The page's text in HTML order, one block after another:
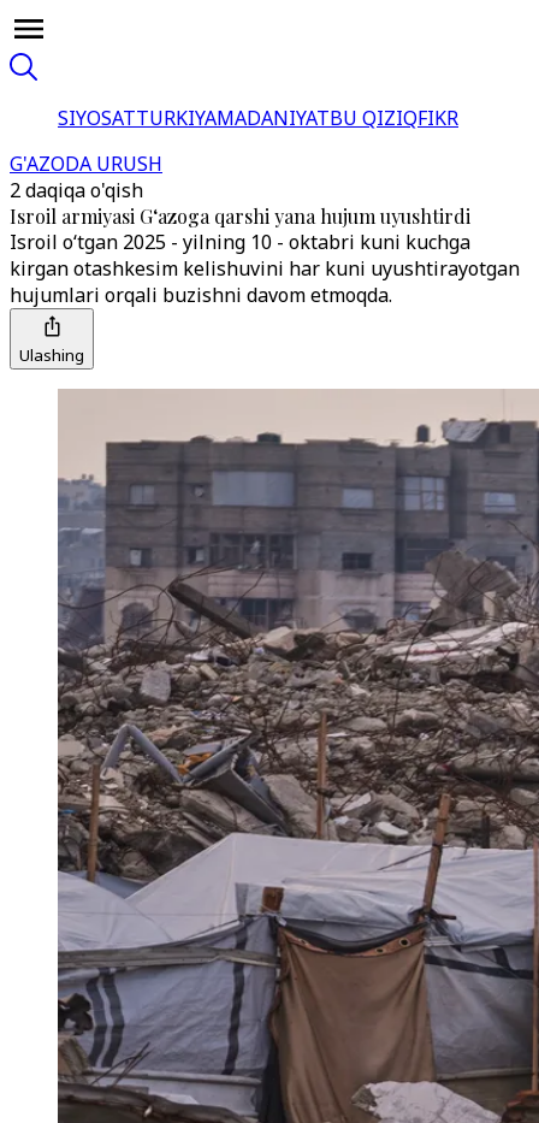
SIYOSATTURKIYAMADANIYATBU QIZIQFIKR
G'AZODA URUSH
2 daqiqa o'qish
Isroil armiyasi G‘azoga qarshi yana hujum uyushtirdi
Isroil o‘tgan 2025 - yilning 10 - oktabri kuni kuchga
kirgan otashkesim kelishuvini har kuni uyushtirayotgan
hujumlari orqali buzishni davom etmoqda.
Ulashing